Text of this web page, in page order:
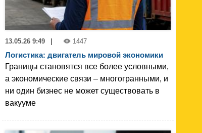
13.05.26 9:49 1447
Логистика: двигатель мировой экономики
Границы становятся все более условными,
а экономические связи – многогранными, и
ни один бизнес не может существовать в
вакууме